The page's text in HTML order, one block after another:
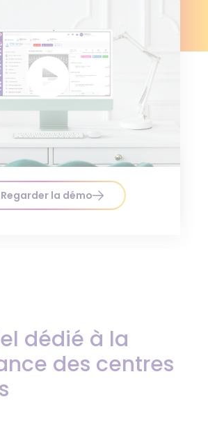
Regarder la démo
dédié à la
des centres